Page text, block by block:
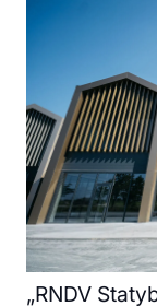
„RNDV